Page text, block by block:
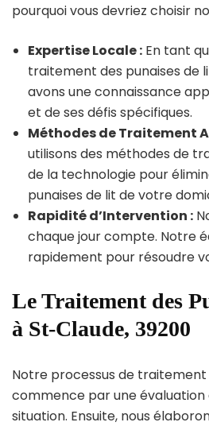
pourquoi vous devriez choisir
Expertise Locale : En tant
traitement des punaises de
avons une connaissance
et de ses défis spécifiques.
Méthodes de Traitement
utilisons des méthodes de
de la technologie pour
punaises de lit de votre
Rapidité d’Intervention :
chaque jour compte. Notre
rapidement pour résoudre
Le Traitement des
à St-Claude, 39200
Notre processus de traitement
commence par une
situation. Ensuite, nous